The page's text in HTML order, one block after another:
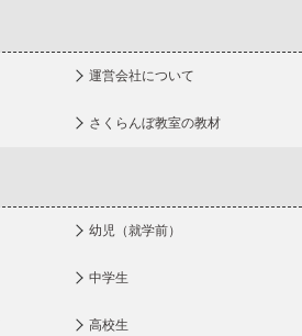
運営会社について
さくらんぼ教室の教材
幼児（就学前）
中学生
高校生